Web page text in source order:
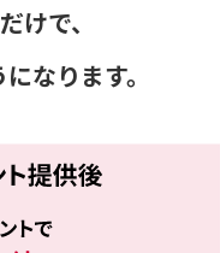
けで、
なります。